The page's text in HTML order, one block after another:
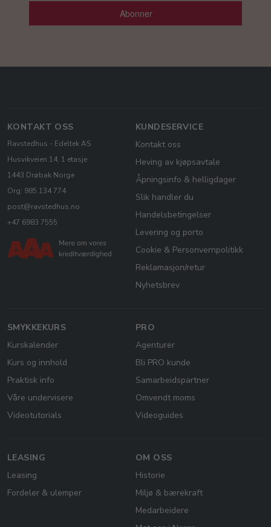
Abonner
KONTAKT OSS
Ravstedhus - Edeltek AS
Husvikveien 14, 1 etasje
1443 Drøbak Norge
Org: 985 134 774
post@ravstedhus.no
+47 6983 7555
KUNDESERVICE
Kontakt oss
Heving av kjøpsavtale
Åpningsinfo & helligdager
Slik handler du
Handelsbetingelser
Levering og porto
Cookie & Personvernpolitikk
Reklamasjon/retur
Nyhetsbrev
SMYKKEKURS
Kurskalender
Kurs og innhold
Praktisk info
Våre undervisere
Videotutorials
PRO
Agenturer
Bli PRO kunde
Samarbeidspartner
Omvendt moms
Videoguides
LEASING
Leasing
Fordeler & ulemper
OM OSS
Historie
Miljø & bærekraft
Medarbeidere